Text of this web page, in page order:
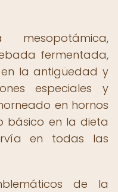
fermentada,
la antigüedad y
especiales y
en hornos
básico en la dieta
en todas las
de la